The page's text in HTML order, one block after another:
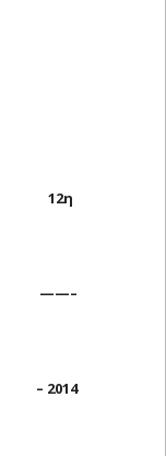
12η
——–
– 2014